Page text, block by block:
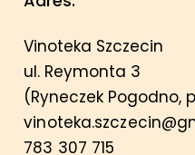
Vinoteka Szczecin
ul. Reymonta 3
(Ryneczek Pogodno,
783 307 715